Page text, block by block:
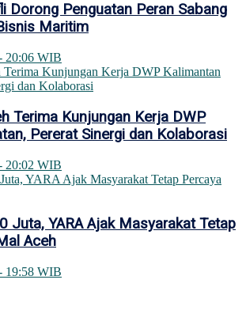
Dorong Penguatan Peran Sabang
Maritim
20:06 WIB
Terima Kunjungan Kerja DWP
Pererat Sinergi dan Kolaborasi
20:02 WIB
Juta, YARA Ajak Masyarakat Tetap
Aceh
19:58 WIB